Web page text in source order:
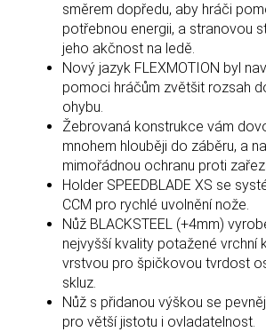
směrem dopředu, aby hráči
potřebnou energii, a stranovou
jeho akčnost na ledě.
Nový jazyk FLEXMOTION byl
pomoci hráčům zvětšit rozsah
ohybu.
Žebrovaná konstrukce vám
mnohem hlouběji do záběru, a
mimořádnou ochranu proti
Holder SPEEDBLADE XS se
CCM pro rychlé uvolnění nože.
Nůž BLACKSTEEL (+4mm)
nejvyšší kvality potažené vrchní
vrstvou pro špičkovou tvrdost
skluz.
Nůž s přidanou výškou se
pro větší jistotu i ovladatelnost.